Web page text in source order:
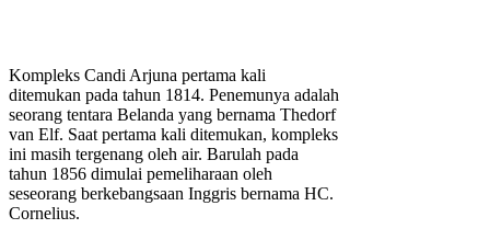
Kompleks Candi Arjuna pertama kali
ditemukan pada tahun 1814. Penemunya adalah
seorang tentara Belanda yang bernama Thedorf
van Elf. Saat pertama kali ditemukan, kompleks
ini masih tergenang oleh air. Barulah pada
tahun 1856 dimulai pemeliharaan oleh
seseorang berkebangsaan Inggris bernama HC.
Cornelius.